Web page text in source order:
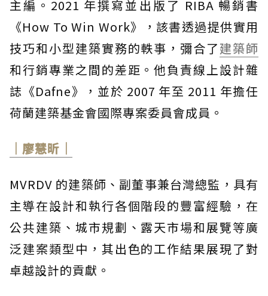
主編。2021 年撰寫並出版了 RIBA 暢銷書
《How To Win Work》，該書透過提供實用
技巧和小型建築實務的軼事，彌合了建築師
和行銷專業之間的差距。他負責線上設計雜
誌《Dafne》，並於 2007 年至 2011 年擔任
荷蘭建築基金會國際專案委員會成員。
｜廖慧昕｜
MVRDV 的建築師、副董事兼台灣總監，具有
主導在設計和執行各個階段的豐富經驗，在
公共建築、城市規劃、露天市場和展覽等廣
泛建案類型中，其出色的工作結果展現了對
卓越設計的貢獻。